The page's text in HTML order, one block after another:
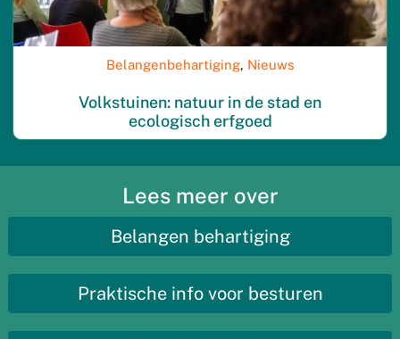
Belangenbehartiging, Nieuws
Volkstuinen: natuur in de stad en
ecologisch erfgoed
Lees meer over
Belangen behartiging
Praktische info voor besturen